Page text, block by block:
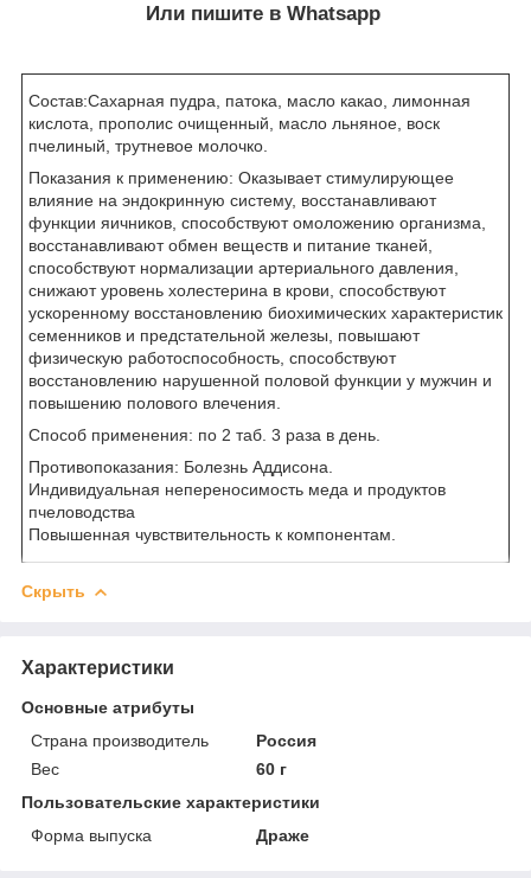
Или пишите в Whatsapp
Состав:Сахарная пудра, патока, масло какао, лимонная
кислота, прополис очищенный, масло льняное, воск
пчелиный, трутневое молочко.
Показания к применению: Оказывает стимулирующее
влияние на эндокринную систему, восстанавливают
функции яичников, способствуют омоложению организма,
восстанавливают обмен веществ и питание тканей,
способствуют нормализации артериального давления,
снижают уровень холестерина в крови, способствуют
ускоренному восстановлению биохимических характеристик
семенников и предстательной железы, повышают
физическую работоспособность, способствуют
восстановлению нарушенной половой функции у мужчин и
повышению полового влечения.
Способ применения: по 2 таб. 3 раза в день.
Противопоказания: Болезнь Аддисона.
Индивидуальная непереносимость меда и продуктов
пчеловодства
Повышенная чувствительность к компонентам.
Скрыть
Характеристики
Основные атрибуты
Страна производитель
Россия
Вес
60 г
Пользовательские характеристики
Форма выпуска
Драже